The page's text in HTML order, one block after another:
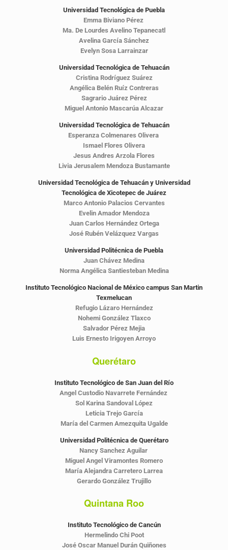
Universidad Tecnológica de Puebla
Emma Biviano Pérez
Ma. De Lourdes Avelino Tepanecatl
Avelina García Sánchez
Evelyn Sosa Larrainzar
Universidad Tecnológica de Tehuacán
Cristina Rodríguez Suárez
Angélica Belén Ruíz Contreras
Sagrario Juárez Pérez
Miguel Antonio Mascarúa Alcazar
Universidad Tecnológica de Tehuacán
Esperanza Colmenares Olivera
Ismael Flores Olivera
Jesus Andres Arzola Flores
Livia Jerusalem Mendoza Bustamante
Universidad Tecnológica de Tehuacán y Universidad
Tecnológica de Xicotepec de Juárez
Marco Antonio Palacios Cervantes
Evelin Amador Mendoza
Juan Carlos Hernández Ortega
José Rubén Velázquez Vargas
Universidad Politécnica de Puebla
Juan Chávez Medina
Norma Angélica Santiesteban Medina
Instituto Tecnológico Nacional de México campus San Martin
Texmelucan
Refugio Lázaro Hernández
Nohemi González Tlaxco
Salvador Pérez Mejia
Luis Ernesto Irigoyen Arroyo
Querétaro
Instituto Tecnológico de San Juan del Río
Angel Custodio Navarrete Fernández
Sol Karina Sandoval López
Leticia Trejo García
María del Carmen Amezquita Ugalde
Universidad Politécnica de Querétaro
Nancy Sanchez Aguilar
Miguel Angel Viramontes Romero
María Alejandra Carretero Larrea
Gerardo González Trujillo
Quintana Roo
Instituto Tecnológico de Cancún
Hermelindo Chi Poot
José Oscar Manuel Durán Quiñones